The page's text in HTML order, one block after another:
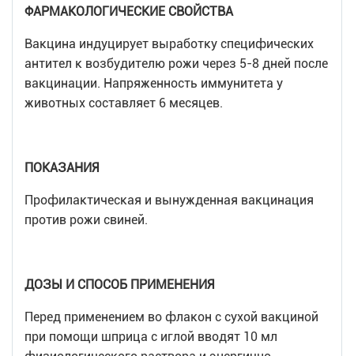
ФАРМАКОЛОГИЧЕСКИЕ СВОЙСТВА
Вакцина индуцирует выработку специфических
антител к возбудителю рожи через 5-8 дней после
вакцинации. Напряженность иммунитета у
животных составляет 6 месяцев.
ПОКАЗАНИЯ
Профилактическая и вынужденная вакцинация
против рожи свиней.
ДОЗЫ И СПОСОБ ПРИМЕНЕНИЯ
Перед применением во флакон с сухой вакциной
при помощи шприца с иглой вводят 10 мл